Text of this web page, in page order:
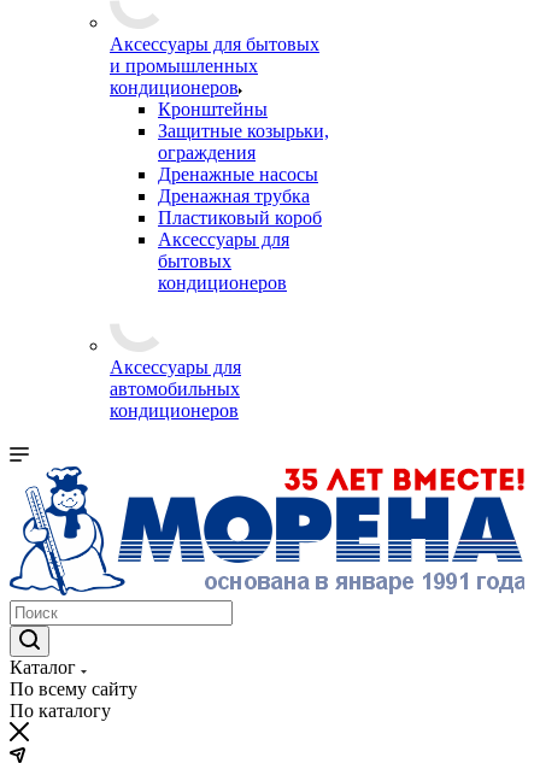
Аксессуары для бытовых
и промышленных
кондиционеров
Кронштейны
Защитные козырьки,
ограждения
Дренажные насосы
Дренажная трубка
Пластиковый короб
Аксессуары для
бытовых
кондиционеров
Аксессуары для
автомобильных
кондиционеров
Каталог
По всему сайту
По каталогу